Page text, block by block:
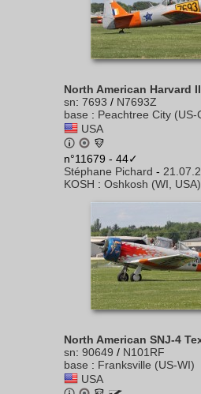
North American Harvard
sn: 7693 / N7693Z
base : Peachtree City (US-
USA
n°11679 - 44✓
Stéphane Pichard -
KOSH : Oshkosh (WI,
North American SNJ-4
sn: 90649 / N101RF
base : Franksville (US-WI)
USA